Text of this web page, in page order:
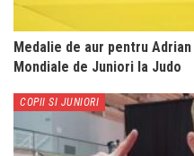
Medalie de aur pentru
Mondiale de Juniori la Judo
COPII SI JUNIORI